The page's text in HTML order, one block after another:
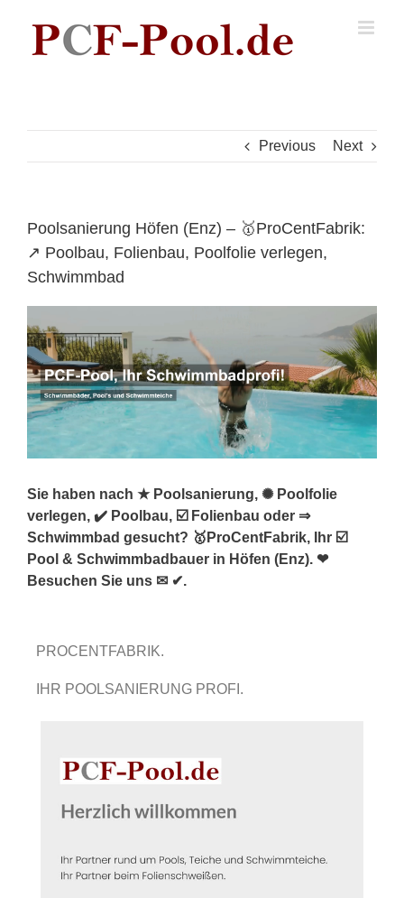
content
Previous Next
Poolsanierung Höfen (Enz) – 🥇ProCentFabrik:
↗️ Poolbau, Folienbau, Poolfolie verlegen,
Schwimmbad
Sie haben nach ★ Poolsanierung, ✺ Poolfolie
verlegen, ✔️ Poolbau, ☑️ Folienbau oder ⇒
Schwimmbad gesucht? 🥇ProCentFabrik, Ihr ☑️
Pool & Schwimmbadbauer in Höfen (Enz). ❤
Besuchen Sie uns ✉ ✔.
PROCENTFABRIK.
IHR POOLSANIERUNG PROFI.